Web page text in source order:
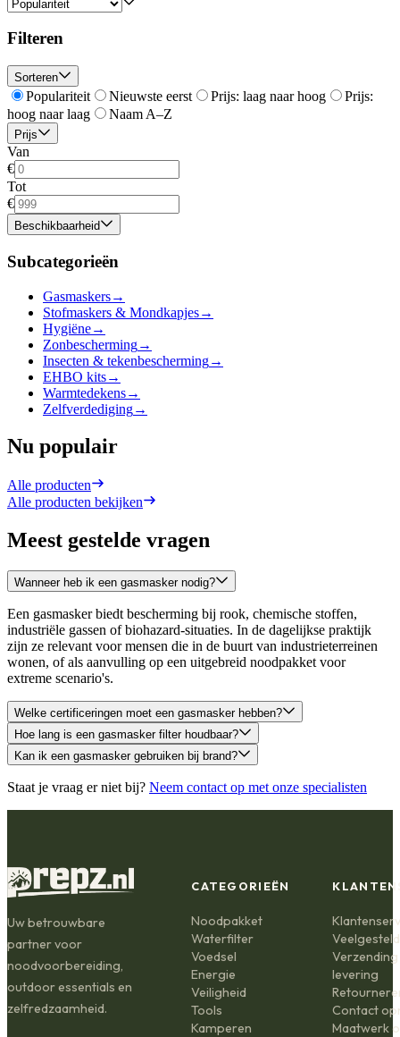
Filteren
Sorteren
Populariteit Nieuwste eerst Prijs: laag naar hoog
Prijs:
hoog naar laag
Naam A–Z
Prijs
Van
€
Tot
€
Beschikbaarheid
Subcategorieën
Gasmaskers→
Stofmaskers & Mondkapjes→
Hygiëne→
Zonbescherming→
Insecten & tekenbescherming→
EHBO kits→
Warmtedekens→
Zelfverdediging→
Nu populair
Alle producten
Alle producten bekijken
Meest gestelde vragen
Wanneer heb ik een gasmasker nodig?
Een gasmasker biedt bescherming bij rook, chemische stoffen,
industriële gassen of biohazard-situaties. In de dagelijkse praktijk
zijn ze relevant voor mensen die in de buurt van industrieterreinen
wonen, of als aanvulling op een uitgebreid noodpakket voor
extreme scenario's.
Welke certificeringen moet een gasmasker hebben?
Hoe lang is een gasmasker filter houdbaar?
Kan ik een gasmasker gebruiken bij brand?
Staat je vraag er niet bij? Neem contact op met onze specialisten
Uw betrouwbare
partner voor
noodvoorbereiding,
outdoor essentials en
zelfredzaamheid.
CATEGORIEËN
Noodpakket
Waterfilter
Voedsel
Energie
Veiligheid
Tools
Kamperen
Verzending
levering
Contact
Maatwerk